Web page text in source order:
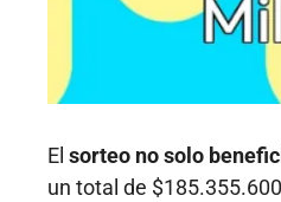
El sorteo no solo
un total de